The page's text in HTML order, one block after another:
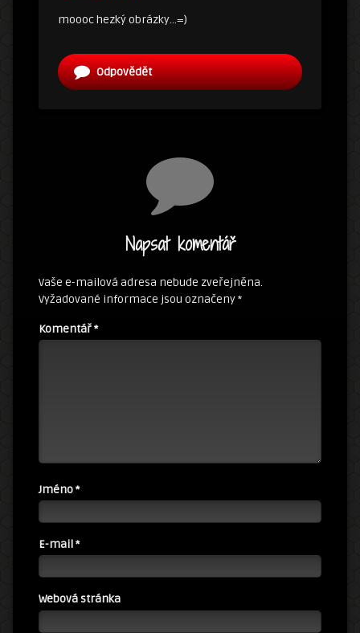
moooc hezký obrázky…=)
Odpovědět
Napsat komentář
Vaše e-mailová adresa nebude zveřejněna.
Vyžadované informace jsou označeny*
Komentář*
Jméno*
E-mail*
Webová stránka